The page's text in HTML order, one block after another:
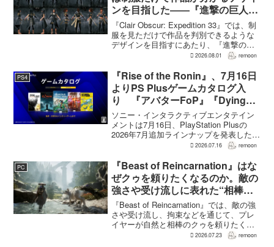
ンを目指した――『進撃の巨人』
の制服と『BLEACH』のキャラ
造形が影響
『Clair Obscur: Expedition 33』では、制
服を見ただけで作品を判別できるような
デザインを目指すにあたり、『進撃の巨
人』を参考にしたという。あわせて、キ
ルで印象に残るデザインから...
2026.08.01 remoon
PS4
『Rise of the Ronin』、7月16日
よりPS Plusゲームカタログ入
り 『アバターFoP』『Dying
Light』なども順次配信
ソニー・インタラクティブエンタテイン
メントは7月16日、PlayStation Plusの
2026年7月追加ラインナップを発表した。
幕末の日本を舞台とするTeam NINJAのオ
the Ron...
2026.07.16 remoon
PC
『Beast of Reincarnation』はな
ぜクゥを頼りたくなるのか。敵の
強さや受け流しに表れた“相棒と
の共闘”設計
『Beast of Reincarnation』では、敵の強
さや受け流し、拘束などを通じて、プレ
イヤーが自然と相棒のクゥを頼りたくな
る戦闘が設計されている。そうした設計
2026.07.23 remoon